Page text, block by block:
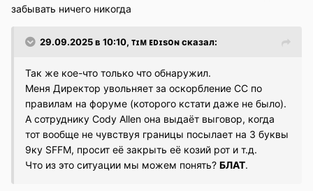
забывать ничего никогда
29.09.2025 в 10:10, ᴛɪᴍ ᴇᴅɪsᴏɴсказал:
Так же кое-что только что обнаружил.
Меня Директор увольняет за оскорбление СС по
правилам на форуме (которого кстати даже не было).
А сотруднику Cody Allen она выдаёт выговор, когда
тот вообще не чувствуя границы посылает на 3 буквы
9ку SFFM, просит её закрыть её козий рот и т.д.
Что из это ситуации мы можем понять? БЛАТ.